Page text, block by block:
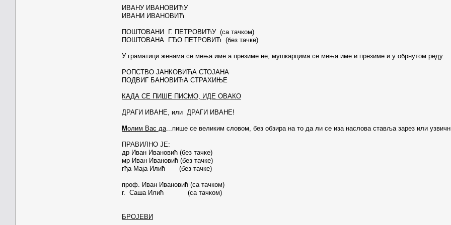
ИВАНУ ИВАНОВИЋУ
ИВАНИ ИВАНОВИЋ
ПОШТОВАНИ Г. ПЕТРОВИЋУ (са тачком)
ПОШТОВАНА ГЂО ПЕТРОВИЋ (без тачке)
У граматици женама се мења име а презиме не, мушкарцима се мења име и презиме и у обрнутом реду.
РОПСТВО ЈАНКОВИЋА СТОЈАНА
ПОДВИГ БАНОВИЋА СТРАХИЊЕ
КАДА СЕ ПИШЕ ПИСМО, ИДЕ ОВАКО
ДРАГИ ИВАНЕ, или ДРАГИ ИВАНЕ!
Молим Вас да ...пише се великим словом, без обзира на то да ли се иза наслова ставља зарез или
ПРАВИЛНО ЈЕ:
др Иван Ивановић (без тачке)
мр Иван Ивановић (без тачке)
гђа Маја Илић (без тачке)
проф. Иван Ивановић (са тачком)
г. Саша Илић (са тачком)
БРОЈЕВИ